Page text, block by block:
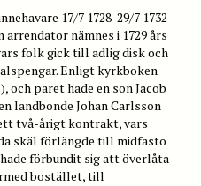
17/7 1728-29/7 1732
arrendator nämnes i 1729 års
folk gick till adlig disk och
Enligt kyrkboken
och paret hade en son Jacob
landbonde Johan Carlsson
två-årigt kontrakt, vars
skäl förlängde till midfasto
hade förbundit sig att överlåta
bostället, till